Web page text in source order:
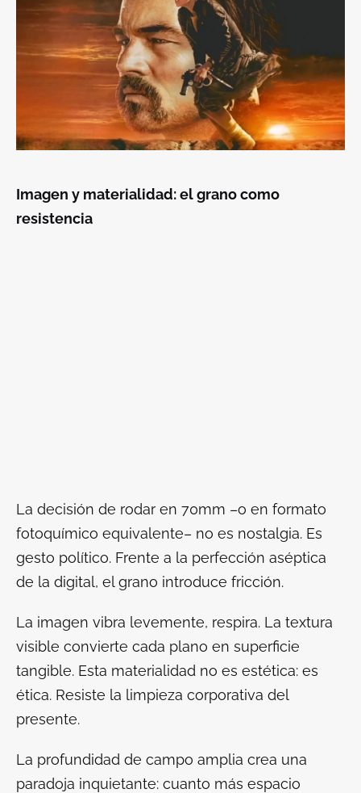
Imagen y materialidad: el grano como
resistencia
La decisión de rodar en 70mm –o en formato
fotoquímico equivalente– no es nostalgia. Es
gesto político. Frente a la perfección aséptica
de la digital, el grano introduce fricción.
La imagen vibra levemente, respira. La textura
visible convierte cada plano en superficie
tangible. Esta materialidad no es estética: es
ética. Resiste la limpieza corporativa del
presente.
La profundidad de campo amplia crea una
paradoja inquietante: cuanto más espacio